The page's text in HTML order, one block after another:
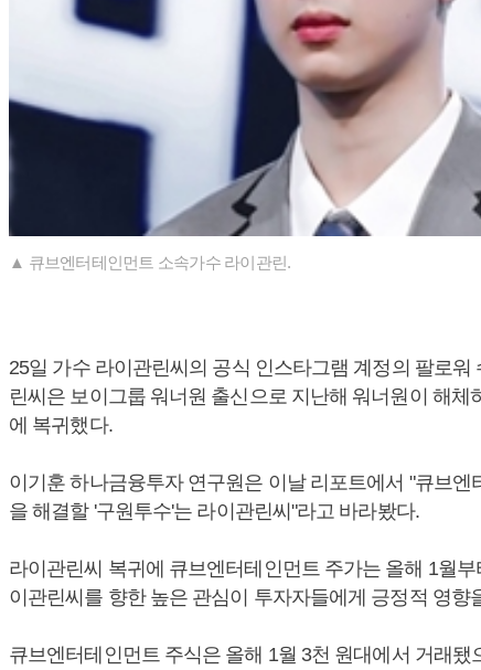
▲ 큐브엔터테인먼트 소속가수 라이관린.
25일 가수 라이관린씨의 공식 인스타그램 계정의 팔로워
린씨은 보이그룹 워너원 출신으로 지난해 워너원이 해체
에 복귀했다.
이기훈 하나금융투자 연구원은 이날 리포트에서 "큐브
을 해결할 '구원투수'는 라이관린씨"라고 바라봤다.
라이관린씨 복귀에 큐브엔터테인먼트 주가는 올해 1월
이관린씨를 향한 높은 관심이 투자자들에게 긍정적 영향
큐브엔터테인먼트 주식은 올해 1월 3천 원대에서 거래됐